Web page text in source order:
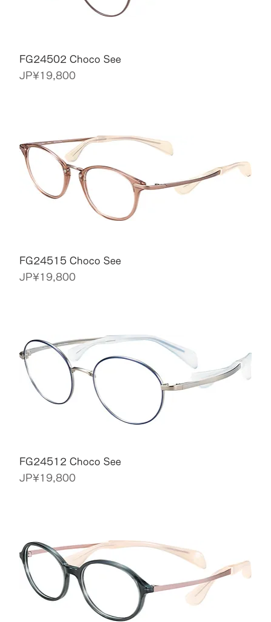
FG24502 Choco See
價格
JP¥19,800
FG24515 Choco See
價格
JP¥19,800
FG24512 Choco See
價格
JP¥19,800